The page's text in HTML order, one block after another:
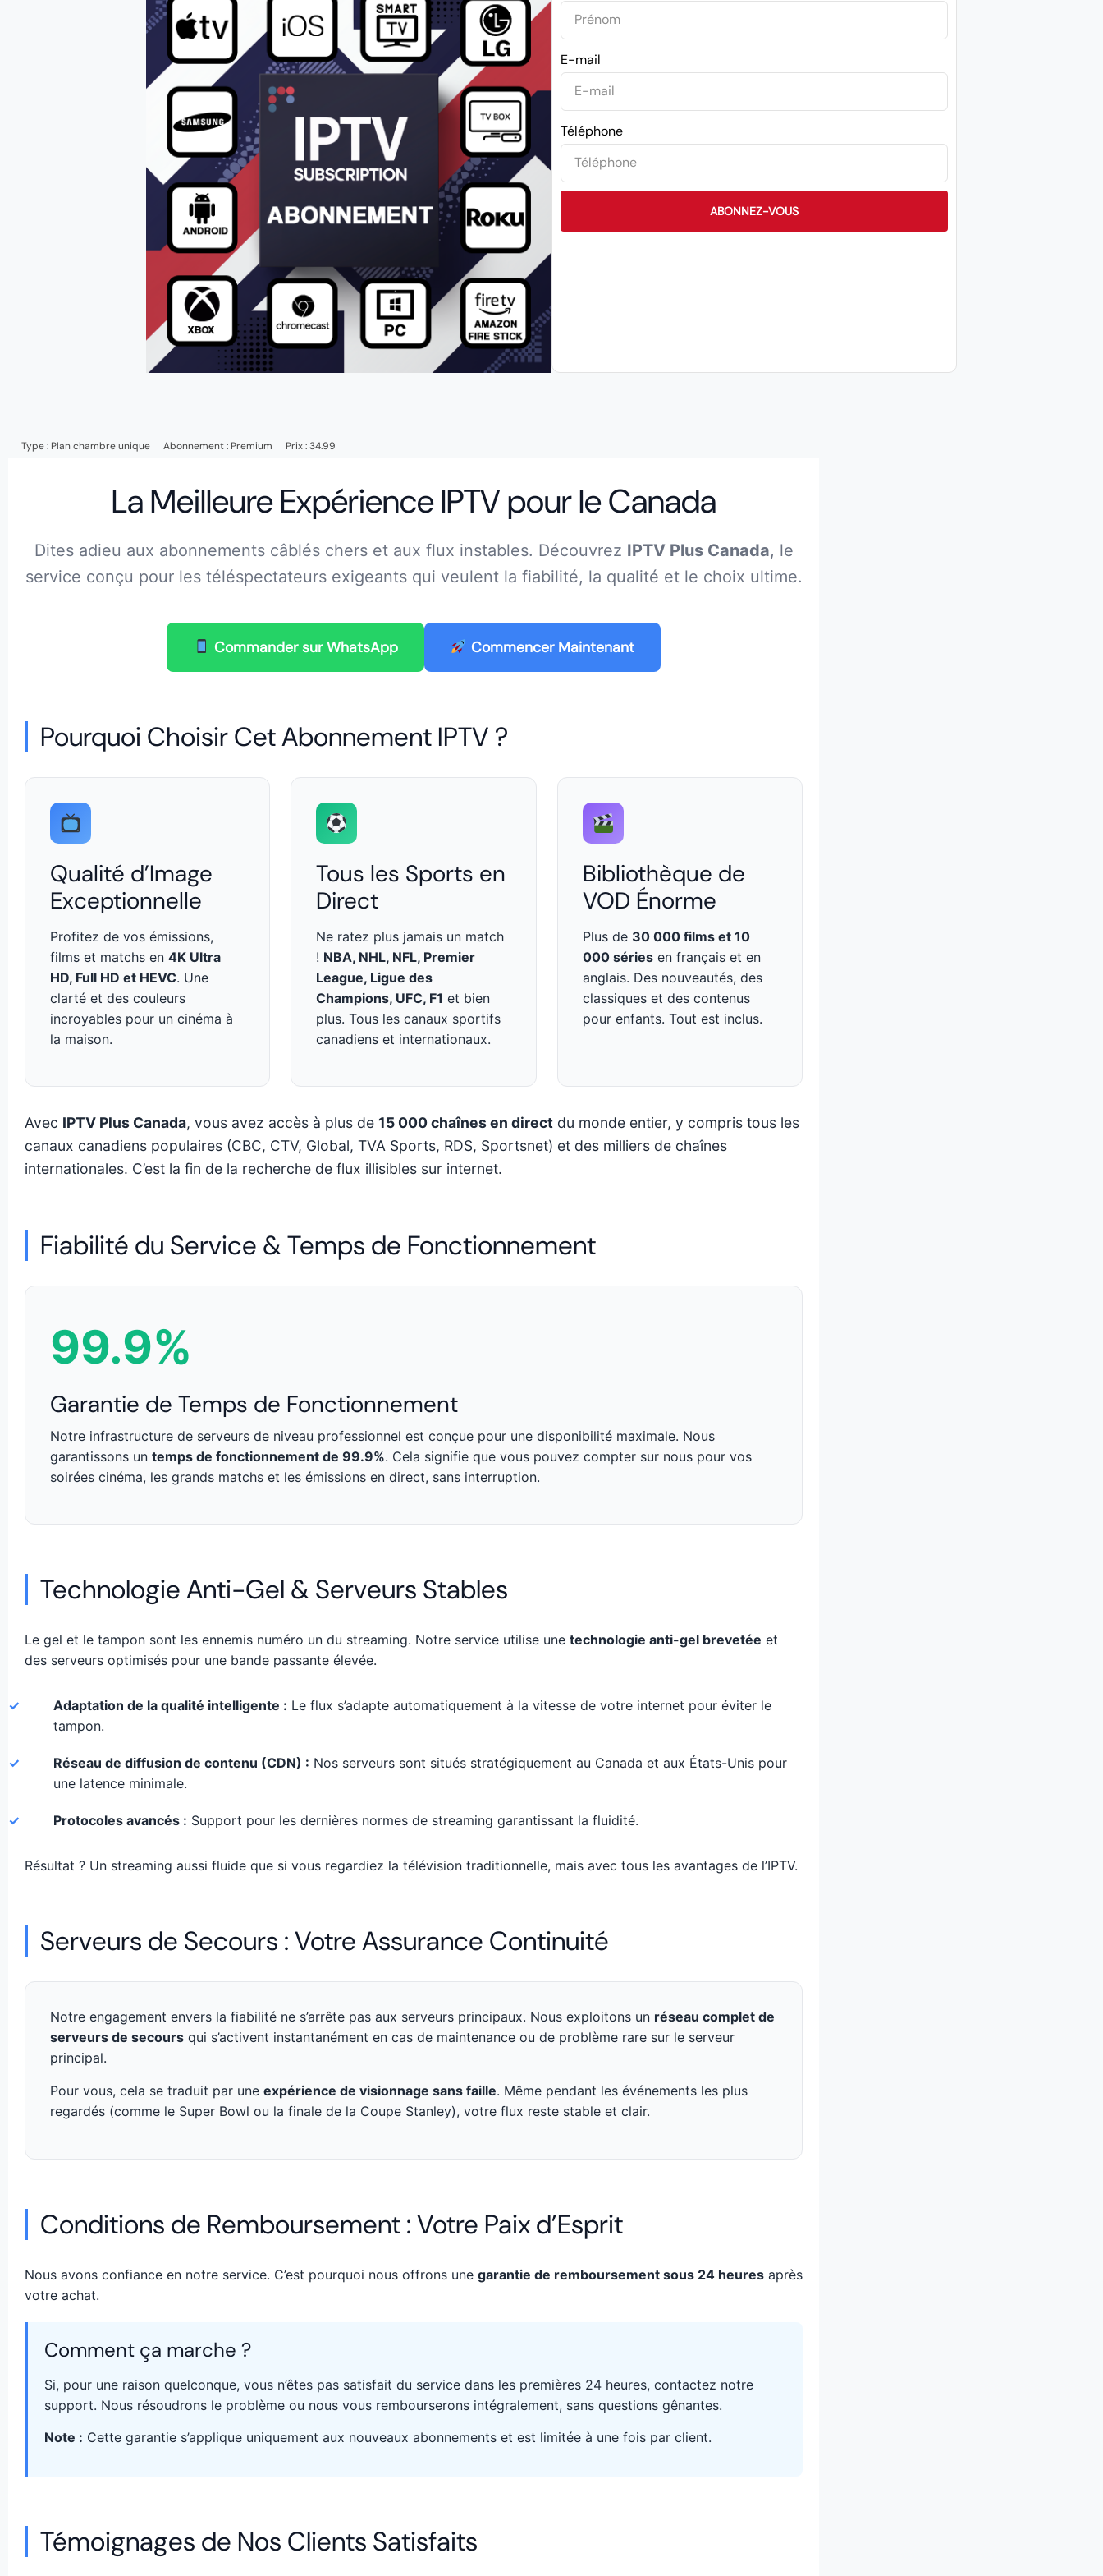
E-mail
Téléphone
ABONNEZ-VOUS
Type : Plan chambre unique Abonnement : Premium Prix : 34.99
La Meilleure Expérience IPTV pour le Canada
Dites adieu aux abonnements câblés chers et aux flux instables. Découvrez IPTV Plus Canada, le
service conçu pour les téléspectateurs exigeants qui veulent la fiabilité, la qualité et le choix ultime.
Commander sur WhatsApp Commencer Maintenant
Pourquoi Choisir Cet Abonnement IPTV ?
Qualité d’Image
Exceptionnelle
Profitez de vos émissions,
films et matchs en 4K Ultra
HD, Full HD et HEVC. Une
clarté et des couleurs
incroyables pour un cinéma à
la maison.
Tous les Sports en
Direct
Ne ratez plus jamais un match
! NBA, NHL, NFL, Premier
League, Ligue des
Champions, UFC, F1 et bien
plus. Tous les canaux sportifs
canadiens et internationaux.
Bibliothèque de
VOD Énorme
Plus de 30 000 films et 10
000 sériesen français et en
anglais. Des nouveautés, des
classiques et des contenus
pour enfants. Tout est inclus.
Avec IPTV Plus Canada, vous avez accès à plus de 15 000 chaînes en direct du monde entier, y compris tous les
canaux canadiens populaires (CBC, CTV, Global, TVA Sports, RDS, Sportsnet) et des milliers de chaînes
internationales. C’est la fin de la recherche de flux illisibles sur internet.
Fiabilité du Service & Temps de Fonctionnement
99.9%
Garantie de Temps de Fonctionnement
Notre infrastructure de serveurs de niveau professionnel est conçue pour une disponibilité maximale. Nous
garantissons un temps de fonctionnement de 99.9%. Cela signifie que vous pouvez compter sur nous pour vos
soirées cinéma, les grands matchs et les émissions en direct, sans interruption.
Technologie Anti-Gel & Serveurs Stables
Le gel et le tampon sont les ennemis numéro un du streaming. Notre service utilise une technologie anti-gel brevetée et
des serveurs optimisés pour une bande passante élevée.
✓ Adaptation de la qualité intelligente : Le flux s’adapte automatiquement à la vitesse de votre internet pour éviter le
tampon.
✓ Réseau de diffusion de contenu (CDN) : Nos serveurs sont situés stratégiquement au Canada et aux États-Unis pour
une latence minimale.
✓ Protocoles avancés : Support pour les dernières normes de streaming garantissant la fluidité.
Résultat ? Un streaming aussi fluide que si vous regardiez la télévision traditionnelle, mais avec tous les avantages de l’IPTV.
Serveurs de Secours : Votre Assurance Continuité
Notre engagement envers la fiabilité ne s’arrête pas aux serveurs principaux. Nous exploitons un réseau complet de
serveurs de secours qui s’activent instantanément en cas de maintenance ou de problème rare sur le serveur
principal.
Pour vous, cela se traduit par une expérience de visionnage sans faille. Même pendant les événements les plus
regardés (comme le Super Bowl ou la finale de la Coupe Stanley), votre flux reste stable et clair.
Conditions de Remboursement : Votre Paix d’Esprit
Nous avons confiance en notre service. C’est pourquoi nous offrons une garantie de remboursement sous 24 heures après
votre achat.
Comment ça marche ?
Si, pour une raison quelconque, vous n’êtes pas satisfait du service dans les premières 24 heures, contactez notre
support. Nous résoudrons le problème ou nous vous rembourserons intégralement, sans questions gênantes.
Note : Cette garantie s’applique uniquement aux nouveaux abonnements et est limitée à une fois par client.
Témoignages de Nos Clients Satisfaits